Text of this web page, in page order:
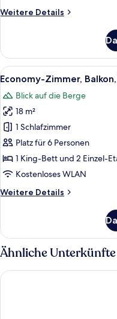
Bergblick
Weitere Details
Weitere
Doppel-
oder
-
Zweibettzimmer,
Balkon,
Bergblick
Alle
Fotos
für
Economy-
Zimmer,
Balkon,
Bergblick
anzeigen
3
Economy-Zimmer,
Blick auf die Berge
18 m²
1 Schlafzimmer
Platz für 6 Personen
1 King-Bett und 2 Einzel-
Kostenloses WLAN
Weitere Details
Weitere
Zimmer,
Balkon,
Bergblick
Ähnliche Unterkünfte
Hotel Alte Post